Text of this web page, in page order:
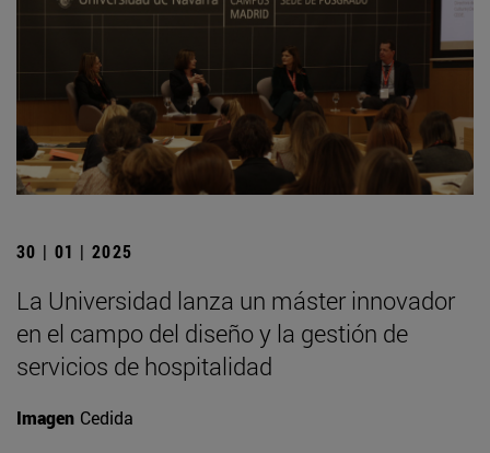
30 | 01 | 2025
La Universidad lanza un máster innovador
en el campo del diseño y la gestión de
servicios de hospitalidad
Imagen Cedida